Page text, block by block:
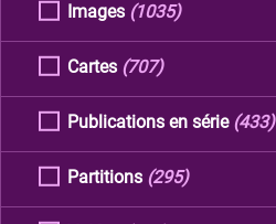
Images (1035)
Cartes (707)
Publications en série (433)
Partitions (295)